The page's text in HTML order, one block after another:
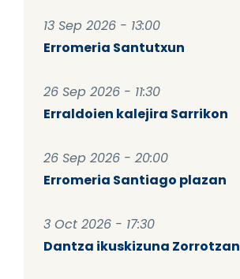
13 Sep 2026 - 13:00
Erromeria Santutxun
26 Sep 2026 - 11:30
Erraldoien kalejira Sarrikon
26 Sep 2026 - 20:00
Erromeria Santiago plazan
3 Oct 2026 - 17:30
Dantza ikuskizuna Zorrotzan